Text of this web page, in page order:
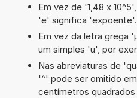
Em vez de '1,48 x
'e' significa 'expoente'.
Em vez da letra grega
um simples 'u', por
Nas abreviaturas de
'^' pode ser omitido
centímetros